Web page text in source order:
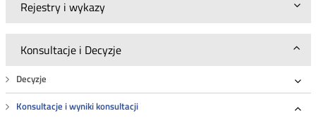
Rejestry i wykazy
Konsultacje i Decyzje
Decyzje
Konsultacje i wyniki konsultacji